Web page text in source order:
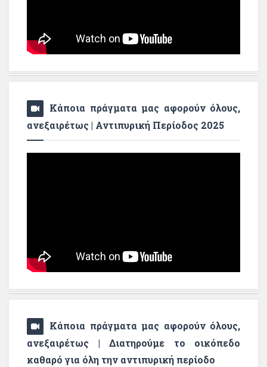
Κάποια πράγματα μας αφορούν όλους,
ανεξαιρέτως | Αντιπυρική Περίοδος 2025
Κάποια πράγματα μας αφορούν όλους,
ανεξαιρέτως | Διατηρούμε το οικόπεδο
καθαρό για όλη την αντιπυρική περίοδο